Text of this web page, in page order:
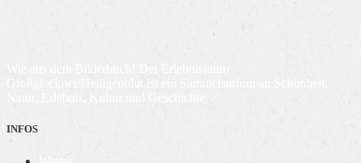
Wie aus dem Bilderbuch! Der Erlebnisraum
INFOS